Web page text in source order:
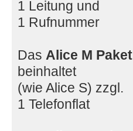
1 Leitung und
1 Rufnummer
Das Alice M Paket
beinhaltet
(wie Alice S) zzgl.
1 Telefonflat